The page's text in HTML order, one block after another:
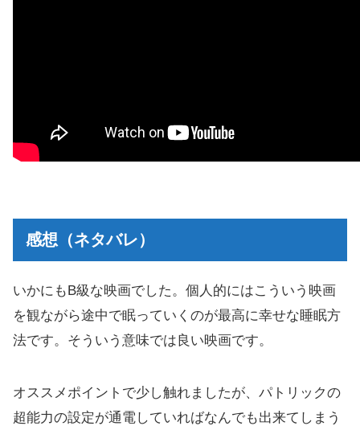
感想（ネタバレ）
いかにもB級な映画でした。個人的にはこういう映画
を観ながら途中で眠っていくのが最高に幸せな睡眠方
法です。そういう意味では良い映画です。
オススメポイントで少し触れましたが、パトリックの
超能力の設定が通電していればなんでも出来てしまう